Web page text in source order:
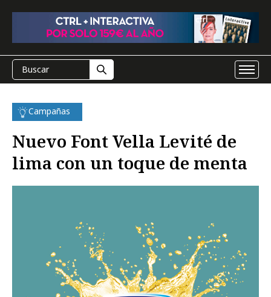
Campañas
Nuevo Font Vella Levité de
lima con un toque de menta